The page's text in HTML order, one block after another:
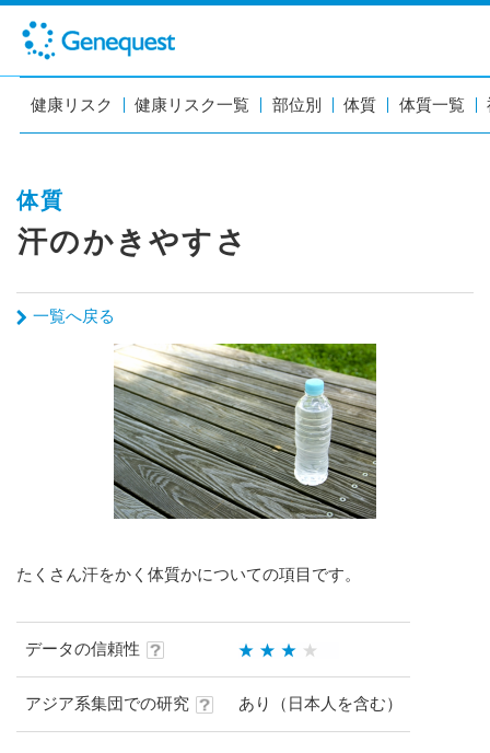
健康リスク 健康リスク一覧 部位別 体質 体質一覧
体質
汗のかきやすさ
一覧へ戻る
たくさん汗をかく体質かについての項目です。
データの信頼性
アジア系集団での研究 あり（日本人を含む）